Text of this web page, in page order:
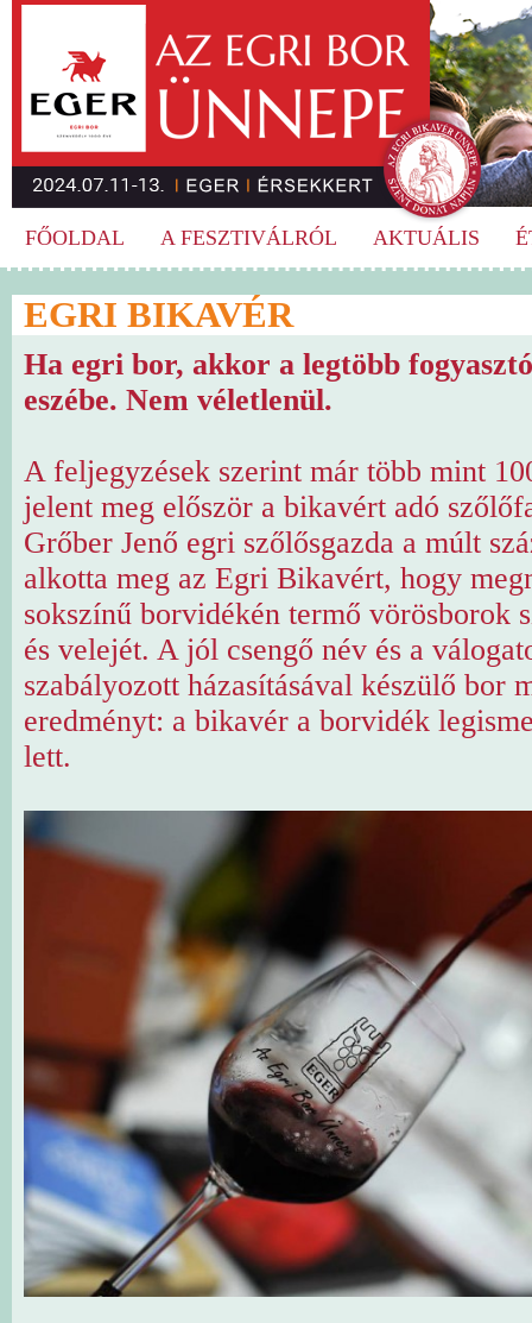
FŐOLDAL A FESZTIVÁLRÓL AKTUÁLIS
EGRI BIKAVÉR
Ha egri bor, akkor a legtöbb
eszébe. Nem véletlenül.
A feljegyzések szerint már több mint
jelent meg először a bikavért adó
Grőber Jenő egri szőlősgazda a múlt
alkotta meg az Egri Bikavért, hogy
sokszínű borvidékén termő vörösborok
és velejét. A jól csengő név és a
szabályozott házasításával készülő bor
eredményt: a bikavér a borvidék
lett.